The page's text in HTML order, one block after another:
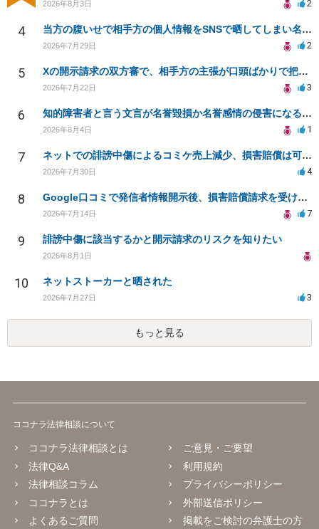
2026年8月3日 2
4 当方の腹いせで相手方の個人情報をSNSで晒してしまい名誉毀損させてしまったかもしれない
2026年7月29日 2
5 Xの開示請求の双方審で、相手方の主張が口頭ばかりで把握しきれません
2026年7月22日 3
6 知的障害者と言う文言が名誉毀損か名誉感情の侵害になるか教えてほしい。
2026年8月4日 1
7 ネットでの誹謗中傷によるコミケ売上減少、損害賠償は可能か？
2026年7月30日 4
8 Google口コミで発信者情報開示後、損害賠償請求を受けています。示談について相談です。
2026年7月14日 7
9 誹謗中傷に該当するかと開示請求のリスクを知りたい
2026年8月1日
10 ネットストーカーと晒された
2026年7月27日 3
もっと見る
ココナラ法律相談について
ココナラ法律相談とは
法律Q&A
法律相談コラム
ココナラとは
よくあるご質問
ご意見・ご要望
利用規約
プライバシーポリシー
外部送信ポリシー
掲載をご検討の弁護士の方